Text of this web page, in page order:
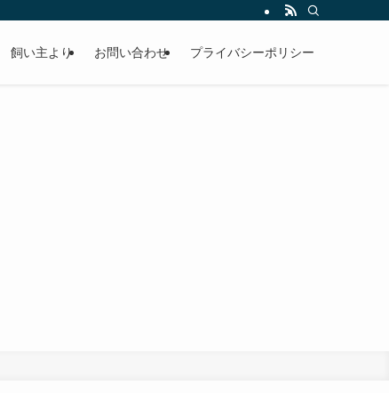
飼い主より お問い合わせ プライバシーポリシー